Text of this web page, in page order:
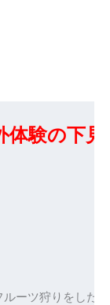
体験の下
ーツ狩りをした